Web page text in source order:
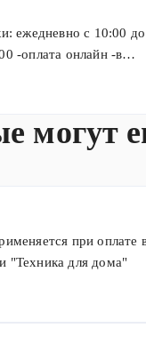
ежедневно с 10:00 до
-оплата онлайн -в
могут
при оплате
"Техника для дома"